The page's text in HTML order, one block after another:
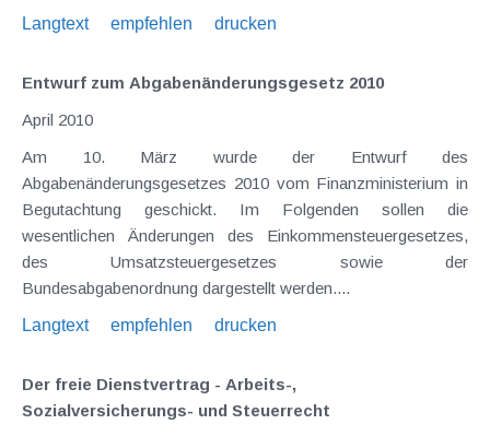
Langtext
empfehlen drucken
Entwurf zum Abgabenänderungsgesetz 2010
April 2010
Am 10. März wurde der Entwurf des
Abgabenänderungsgesetzes 2010 vom Finanzministerium in
Begutachtung geschickt. Im Folgenden sollen die
wesentlichen Änderungen des Einkommensteuergesetzes,
des Umsatzsteuergesetzes sowie der
Bundesabgabenordnung dargestellt werden....
Langtext
empfehlen drucken
Der freie Dienstvertrag - Arbeits-,
Sozialversicherungs- und Steuerrecht